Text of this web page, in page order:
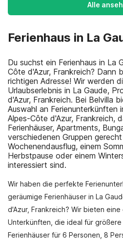
Alle
Ferienhaus in La
Du suchst ein Ferienhaus in La
Côte d'Azur, Frankreich? Dann
richtigen Adresse! Wir werden
Urlaubserlebnis in La Gaude,
d'Azur, Frankreich. Bei Belvilla
Auswahl an Ferienunterkünften
Alpes-Côte d'Azur, Frankreich,
Ferienhäuser, Apartments,
verschiedenen Gruppen
Wochenendausflug, einem
Herbstpause oder einem
interessiert sind.
Wir haben die perfekte
geräumige Ferienhäuser in La
d'Azur, Frankreich? Wir bieten eine
Unterkünften, die ideal für
Ferienhäuser für 6 Personen, 8